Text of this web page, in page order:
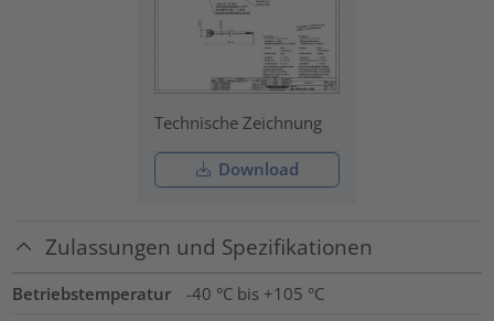
Technische Zeichnung
Download
Zulassungen und Spezifikationen
Betriebstemperatur -40 °C bis +105 °C